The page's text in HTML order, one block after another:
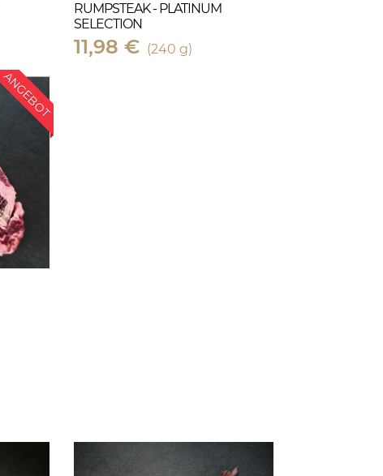
RUMPSTEAK - PLATINUM
SELECTION
11,98 € (240 g)
ANGEBOT